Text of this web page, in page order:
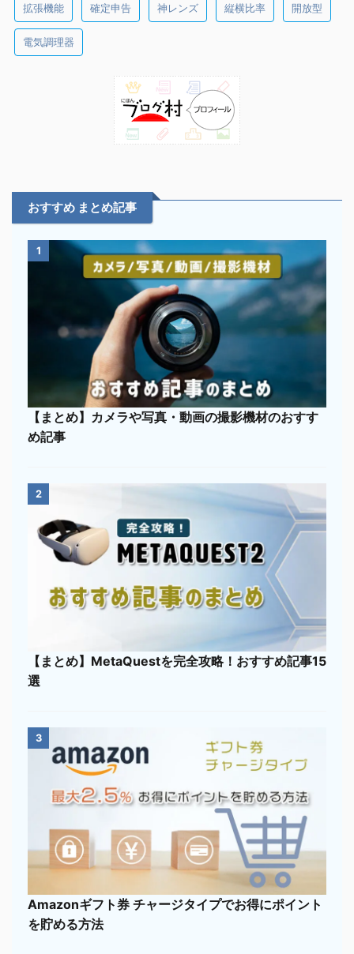
拡張機能 確定申告 神レンズ 縦横比率 開放型
電気調理器
おすすめ まとめ記事
1
【まとめ】カメラや写真・動画の撮影機材のおすす
め記事
2
【まとめ】MetaQuestを完全攻略！おすすめ記事15
選
3
Amazonギフト券 チャージタイプでお得にポイント
を貯める方法